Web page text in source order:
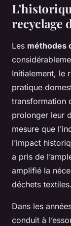
recyclage
Les méthodes
Initialement, le
pratique
transformation
prolonger leur
mesure que
l’impact
a pris de
amplifié la
déchets textiles.
Dans les
conduit à